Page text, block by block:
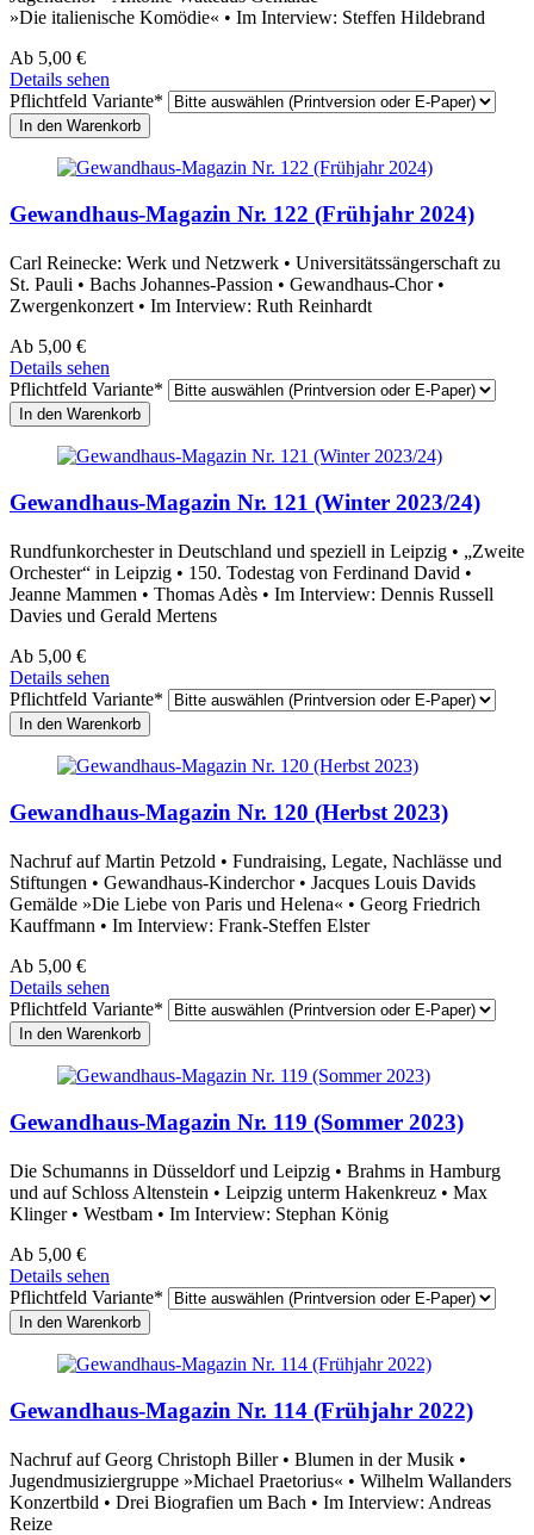
»Die italienische Komödie« • Im Interview: Steffen Hildebrand
Ab 5,00 €
Details sehen
Pflichtfeld Variante*
Gewandhaus-Magazin Nr. 122 (Frühjahr 2024)
Carl Reinecke: Werk und Netzwerk • Universitätssängerschaft zu
St. Pauli • Bachs Johannes-Passion • Gewandhaus-Chor •
Zwergenkonzert • Im Interview: Ruth Reinhardt
Ab 5,00 €
Details sehen
Pflichtfeld Variante*
Gewandhaus-Magazin Nr. 121 (Winter 2023/24)
Rundfunkorchester in Deutschland und speziell in Leipzig • „Zweite
Orchester“ in Leipzig • 150. Todestag von Ferdinand David •
Jeanne Mammen • Thomas Adès • Im Interview: Dennis Russell
Davies und Gerald Mertens
Ab 5,00 €
Details sehen
Pflichtfeld Variante*
Gewandhaus-Magazin Nr. 120 (Herbst 2023)
Nachruf auf Martin Petzold • Fundraising, Legate, Nachlässe und
Stiftungen • Gewandhaus-Kinderchor • Jacques Louis Davids
Gemälde »Die Liebe von Paris und Helena« • Georg Friedrich
Kauffmann • Im Interview: Frank-Steffen Elster
Ab 5,00 €
Details sehen
Pflichtfeld Variante*
Gewandhaus-Magazin Nr. 119 (Sommer 2023)
Die Schumanns in Düsseldorf und Leipzig • Brahms in Hamburg
und auf Schloss Altenstein • Leipzig unterm Hakenkreuz • Max
Klinger • Westbam • Im Interview: Stephan König
Ab 5,00 €
Details sehen
Pflichtfeld Variante*
Gewandhaus-Magazin Nr. 114 (Frühjahr 2022)
Nachruf auf Georg Christoph Biller • Blumen in der Musik •
Jugendmusiziergruppe »Michael Praetorius« • Wilhelm Wallanders
Konzertbild • Drei Biografien um Bach • Im Interview: Andreas
Reize